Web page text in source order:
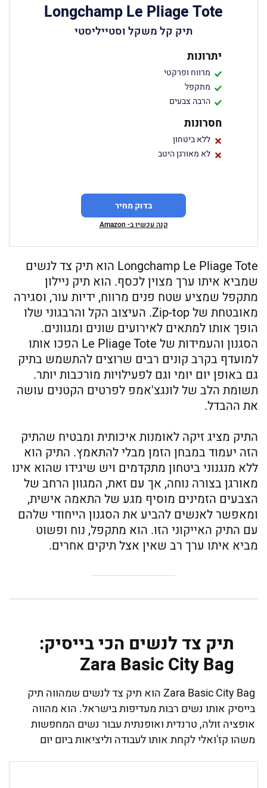
Longchamp Le Pliage Tote
תיק קל משקל וסטייליסטי
יתרונות
מרווח ופרקטי
מתקפל
הרבה צבעים
חסרונות
ללא ביטחון
לא מאורגן היטב
בדוק מחיר
קנה עכשיו ב- Amazon
Longchamp Le Pliage Tote הוא תיק צד לנשים
שמביא איתו ערך מצוין לכסף. הוא תיק ניילון
מתקפל שמציע שטח פנים מרווח, ידיות עור, וסגירה
מאובטחת של Zip-top. העיצוב הקל והרבגוני שלו
הופך אותו למתאים לאירועים שונים ומגוונים.
הסגנון והעמידות של Le Pliage Tote הפכו אותו
למועדף בקרב קונים רבים שרוצים להתשמש בתיק
גם באופן יום יומי וגם לפעילויות מורכבות יותר.
תשומת הלב של לונגצ'אמפ לפרטים הקטנים עושה
את ההבדל.
התיק מציג זיקה לאומנות איכותית ומבטיח שהתיק
הזה יעמוד במבחן הזמן מבלי להתאמץ. התיק הוא
ללא מנגנוני ביטחון מתקדמים ויש שיגידו שהוא אינו
מאורגן בצורה נוחה, אך עם זאת, המגוון הרחב של
הצבעים הזמינים מוסיף מגע של התאמה אישית,
ומאפשר לאנשים להביע את הסגנון הייחודי שלהם
עם התיק האייקוני הזו. הוא מתקפל, נוח ופשוט
מביא איתו ערך רב שאין אצל תיקים אחרים.
תיק צד לנשים הכי בייסיק:
Zara Basic City Bag
Zara Basic City Bag הוא תיק צד לנשים שמהווה תיק
בייסיק אותו נשים רבות מעדיפות בישראל. הוא מהווה
אופציה זולה, טרנדית ואופנתית עבור נשים המחפשות
משהו קז'ואלי לקחת אותו לעבודה וליציאות ביום יום